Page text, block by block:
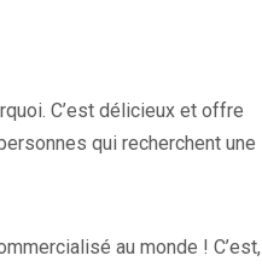
C’est délicieux et offre
qui recherchent une
au monde ! C’est,